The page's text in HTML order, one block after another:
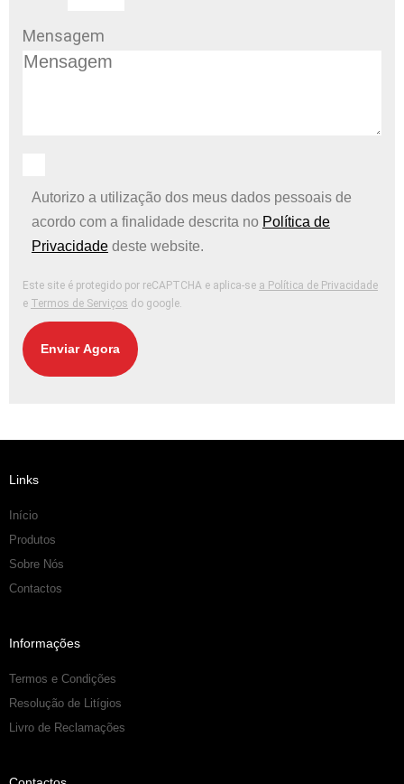
Mensagem
Autorizo ​​a utilização dos meus dados pessoais de
acordo com a finalidade descrita no Política de
Privacidade deste website.
Este site é protegido por reCAPTCHA e aplica-se a Política de Privacidade
e Termos de Serviços do google.
Enviar Agora
Links
Início
Produtos
Sobre Nós
Contactos
Informações
Termos e Condições
Resolução de Litígios
Livro de Reclamações